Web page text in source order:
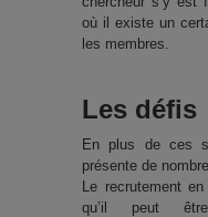
où il existe un
les membres.
Les défis
En plus de ces
présente de
Le recrutement
qu’il peut